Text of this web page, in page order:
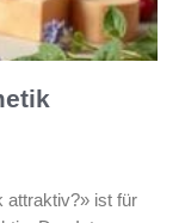
attraktiv?» ist für